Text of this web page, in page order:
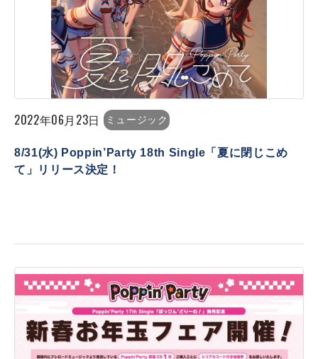
2022年06月23日 ミュージック
8/31(水) Poppin’Party 18th Single「夏に閉じこめ
て」リリース決定！